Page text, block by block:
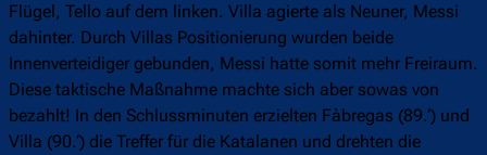
Flügel, Tello auf dem linken. Villa agierte als Neuner, Messi
dahinter. Durch Villas Positionierung wurden beide
Innenverteidiger gebunden, Messi hatte somit mehr Freiraum.
Diese taktische Maßnahme machte sich aber sowas von
bezahlt! In den Schlussminuten erzielten Fàbregas (89.‘) und
Villa (90.‘) die Treffer für die Katalanen und drehten die